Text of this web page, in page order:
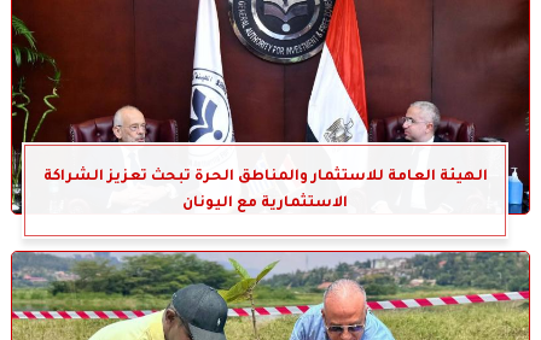
الهيئة العامة للاستثمار والمناطق الحرة تبحث تعزيز الشراكة
الاستثمارية مع اليونان